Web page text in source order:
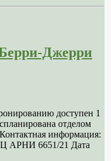
Джерри
доступен 1
отделом
информация:
АРНИ 6651/21 Дата